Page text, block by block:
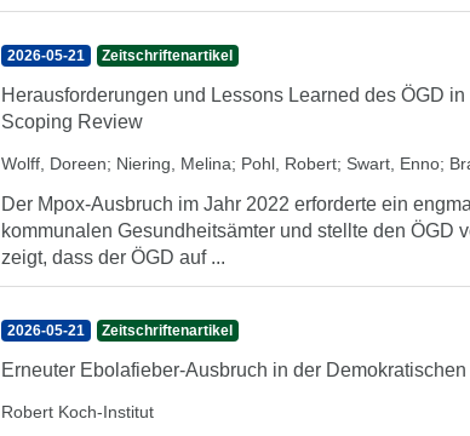
2026-05-21 Zeitschriftenartikel
Herausforderungen und Lessons Learned des ÖGD
Scoping Review
Wolff, Doreen; Niering, Melina; Pohl, Robert; Swart, Enno;
Der Mpox-Ausbruch im Jahr 2022 erforderte ein
kommunalen Gesundheitsämter und stellte den
zeigt, dass der ÖGD auf ...
2026-05-21 Zeitschriftenartikel
Erneuter Ebolafieber-Ausbruch in der
Robert Koch-Institut